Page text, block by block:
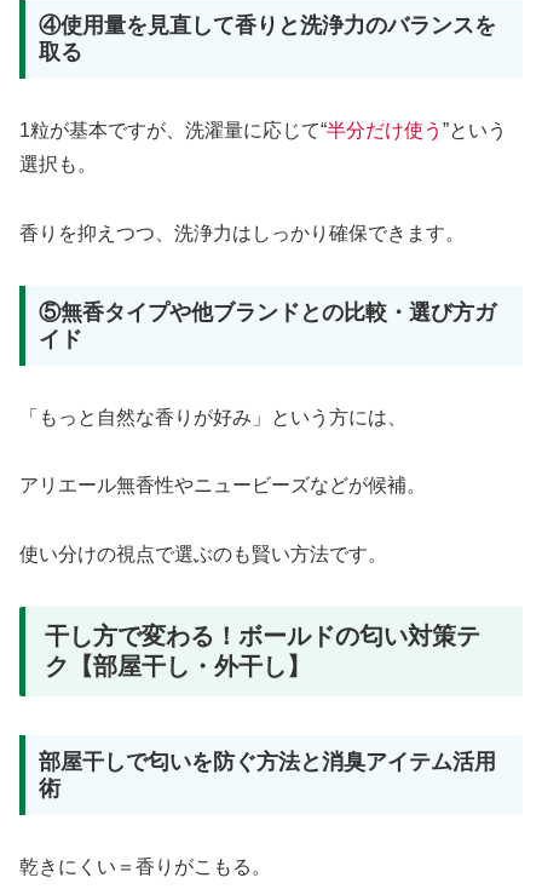
④使用量を見直して香りと洗浄力のバランスを
取る
1粒が基本ですが、洗濯量に応じて“半分だけ使う ”という
選択も。
香りを抑えつつ、洗浄力はしっかり確保できます。
⑤無香タイプや他ブランドとの比較・選び方ガ
イド
「もっと自然な香りが好み」という方には、
アリエール無香性やニュービーズなどが候補。
使い分けの視点で選ぶのも賢い方法です。
干し方で変わる！ボールドの匂い対策テ
ク【部屋干し・外干し】
部屋干しで匂いを防ぐ方法と消臭アイテム活用
術
乾きにくい＝香りがこもる。